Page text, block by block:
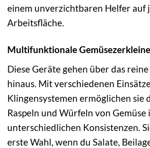
einem unverzichtbaren Helfer auf
Arbeitsfläche.
Multifunktionale
Diese Geräte gehen über das
hinaus. Mit verschiedenen
Klingensystemen ermöglichen sie
Raspeln und Würfeln von Gemüse
unterschiedlichen Konsistenzen.
erste Wahl, wenn du Salate,